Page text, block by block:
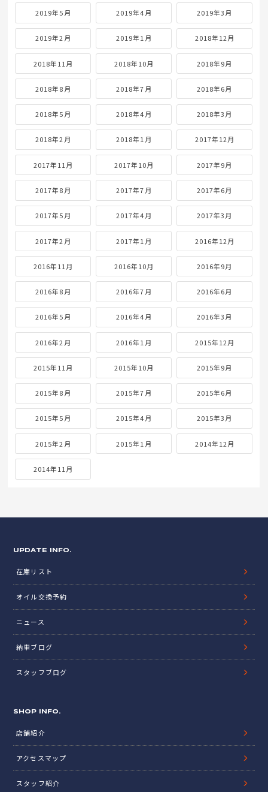
2019年5月 2019年4月 2019年3月
2019年2月 2019年1月 2018年12月
2018年11月 2018年10月 2018年9月
2018年8月 2018年7月 2018年6月
2018年5月 2018年4月 2018年3月
2018年2月 2018年1月 2017年12月
2017年11月 2017年10月 2017年9月
2017年8月 2017年7月 2017年6月
2017年5月 2017年4月 2017年3月
2017年2月 2017年1月 2016年12月
2016年11月 2016年10月 2016年9月
2016年8月 2016年7月 2016年6月
2016年5月 2016年4月 2016年3月
2016年2月 2016年1月 2015年12月
2015年11月 2015年10月 2015年9月
2015年8月 2015年7月 2015年6月
2015年5月 2015年4月 2015年3月
2015年2月 2015年1月 2014年12月
2014年11月
UPDATE INFO.
在庫リスト
オイル交換予約
ニュース
納車ブログ
スタッフブログ
SHOP INFO.
店舗紹介
アクセスマップ
スタッフ紹介